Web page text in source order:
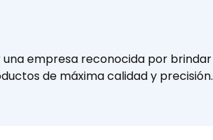
una empresa reconocida por brindar
de máxima calidad y precisión.